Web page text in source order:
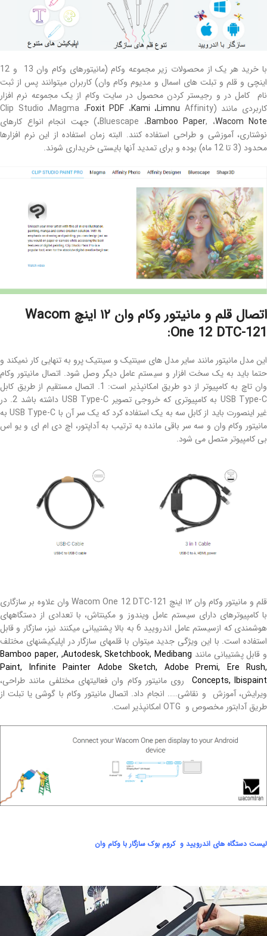
با خرید هر یک از محصولات زیر مجموعه وکام (مانیتورهای وکام وان 13 و 12
اینچی و قلم و تبلت های اسمال و مدیوم وکام وان) کاربران میتوانند پس از ثبت
نام کامل در و رجیستر کردن محصول در سایت وکام از یک مجموعه نرم افزار
کاربردی مانند (Clip Studio ،Magma ،
Foxit PDF ،Kami ،Limnu Affinity
،Bluescape ،Bamboo Paper, ،Wacom Note
) جهت انجام انواع کارهای
نوشتاری، آموزشی و طراحی استفاده کنند. البته زمان استفاده از این نرم افزارها
محدود (3 تا 12 ماه) بوده و برای تمدید آنها بایستی خریداری شوند.
اتصال قلم و مانیتور وکام وان ۱۲ اینچ Wacom
One 12 DTC-121:
این مدل مانیتور مانند سایر مدل های سینتیک و سینتیک پرو به تنهایی کار نمیکند و
حتما باید به یک سخت افزار و سیستم عامل دیگر وصل شود. اتصال مانیتور وکام
وان تاچ به کامپیوتر از دو طریق امکانپذیر است: 1. اتصال مستقیم از طریق کابل
USB Type-C به کامپیوتری که خروجی تصویر USB Type-C داشته باشد 2. در
غیر اینصورت باید از کابل سه به یک استفاده کرد که یک سر آن با USB Type-C به
مانیتور وکام وان و سه سر باقی مانده به ترتیب به آداپتور، اچ دی ام ای و یو اس
بی کامپیوتر متصل می شود.
قلم و مانیتور وکام وان ۱۲ اینچ Wacom One 12 DTC-121 وان علاوه بر سازگاری
با کامپیوترهای دارای سیستم عامل ویندوز و مکینتاش، با تعدادی از دستگاههای
هوشمندی که ازسیستم عامل اندرویید 6 به بالا پشتیبانی میکنند نیز، سازگار و قابل
استفاده است. با این ویژگی جدید میتوان با قلمهای سازگار در اپلیکیشنهای مختلف
و قابل پشتیبانی مانند
Bamboo paper, ,Autodesk, Sketchbook, Medibang
Paint, Infinite Painter Adobe Sketch, Adobe Premi, Ere Rush,
Concepts, Ibispaint روی مانیتور وکام وان فعالیتهای مختلفی مانند طراحی،
ویرایش، آموزش و نقاشی….. انجام داد. اتصال مانیتور وکام با گوشی یا تبلت از
طریق آدابتور مخصوص و OTG امکانپذیر است.
لیست دستگاه های اندرویید و کروم بوک سازگار با وکام وان